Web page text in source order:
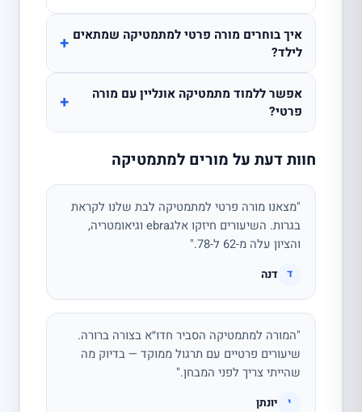
איך בוחרים מורה פרטי למתמטיקה שמתאים
לילד?
+
אפשר ללמוד מתמטיקה אונליין עם מורה
פרטי?
+
חוות דעת על מורים למתמטיקה
"מצאנו מורה פרטי למתמטיקה לבת שלנו לקראת
בגרות. השיעורים חיזקו אלגebra וגיאומטריה,
והציון עלה מ-62 ל-78."
ד דנה
"המורה למתמטיקה הסביר חדו״א בצורה ברורה.
שיעורים פרטיים עם תרגול ממוקד — בדיוק מה
שהייתי צריך לפני המבחן."
י יונתן